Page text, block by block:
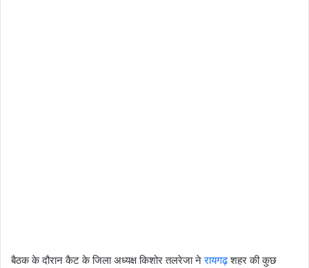
बैठक के दौरान कैट के जिला अध्यक्ष किशोर तलरेजा नेरायगढ़शहर की कुछ